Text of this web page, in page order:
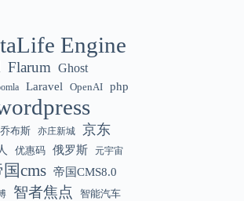
强化“AI 操作系统级代
Fable / Mythos 模型
Engine
Flarum Ghost
Laravel OpenAI php
乔布斯 亦庄新城 京东
优惠码 俄罗斯 元宇宙
cms 帝国CMS8.0
智者焦点
智能汽车